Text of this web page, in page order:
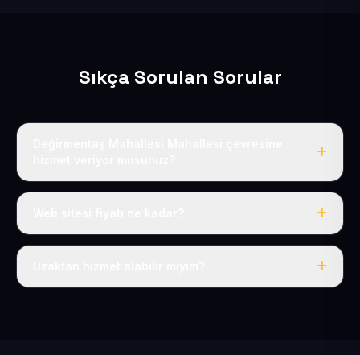
Sıkça Sorulan Sorular
Evet, Değirmentaş Mahallesi dahil tüm Sarız ve Sarız
Tek fiyat: yılda 50 USD + KDV, her şey dahil.